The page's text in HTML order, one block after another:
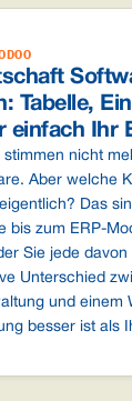
Tabelle,
einfach Ihr
stimmen nicht
Aber welche
Das
bis zum ERP-
Sie jede davon
Unterschied
und einem
besser ist als